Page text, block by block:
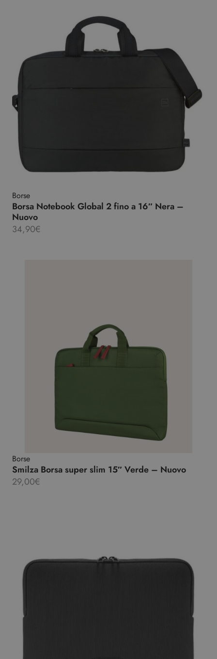
Borse
Borsa Notebook Global 2 fino a 16″ Nera –
Nuovo
34,90€
Borse
Smilza Borsa super slim 15″ Verde – Nuovo
29,00€